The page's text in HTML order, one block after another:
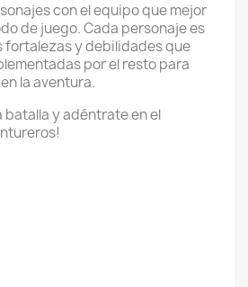
con el equipo que mejor
de juego. Cada personaje es
fortalezas y debilidades que
por el resto para
la aventura.
batalla y adéntrate en el